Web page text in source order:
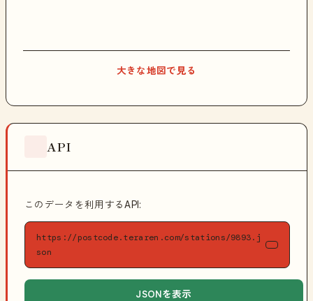
大きな地図で見る
API
このデータを利用するAPI:
https://postcode.teraren.com/stations/9893.j
son
JSONを表示